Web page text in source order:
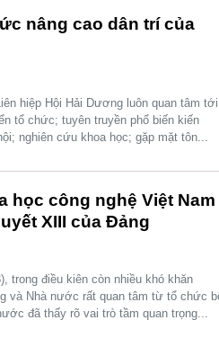
nâng cao dân trí của
hiệp Hội Hải Dương luôn quan tâm tới
tổ chức; tuyên truyền phổ biến kiến
nghiên cứu khoa học; gặp mặt tôn...
học công nghệ Việt Nam
XIII của Đảng
trong điều kiên còn nhiều khó khăn
và Nhà nước rất quan tâm từ tổ chức
đã thấy rõ vai trò tầm quan trọng...